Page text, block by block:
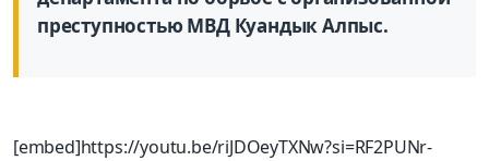
преступностью МВД Куандык Алпыс.
[embed]https://youtu.be/riJDOeyTXNw?si=RF2PUNr-